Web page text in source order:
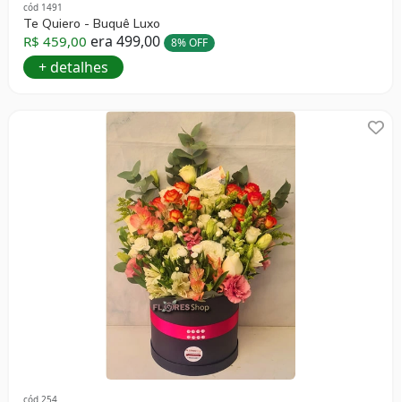
cód 1491
Te Quiero - Buquê Luxo
R$ 459,00 era 499,00 8% OFF
+ detalhes